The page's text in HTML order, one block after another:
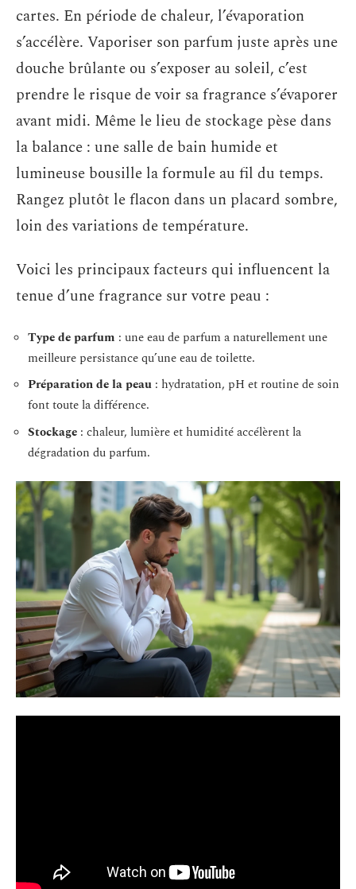
cartes. En période de chaleur, l’évaporation
s’accélère. Vaporiser son parfum juste après une
douche brûlante ou s’exposer au soleil, c’est
prendre le risque de voir sa fragrance s’évaporer
avant midi. Même le lieu de stockage pèse dans
la balance : une salle de bain humide et
lumineuse bousille la formule au fil du temps.
Rangez plutôt le flacon dans un placard sombre,
loin des variations de température.
Voici les principaux facteurs qui influencent la
tenue d’une fragrance sur votre peau :
Type de parfum : une eau de parfum a naturellement une
meilleure persistance qu’une eau de toilette.
Préparation de la peau : hydratation, pH et routine de soin
font toute la différence.
Stockage : chaleur, lumière et humidité accélèrent la
dégradation du parfum.